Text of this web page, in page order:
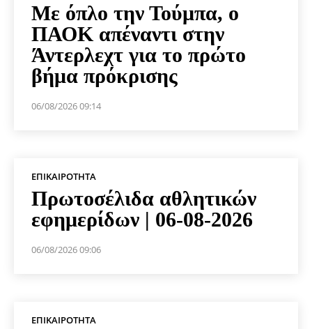
Με όπλο την Τούμπα, ο
ΠΑΟΚ απέναντι στην
Άντερλεχτ για το πρώτο
βήμα πρόκρισης
06/08/2026 09:14
ΕΠΙΚΑΙΡΌΤΗΤΑ
Πρωτοσέλιδα αθλητικών
εφημερίδων | 06-08-2026
06/08/2026 09:06
ΕΠΙΚΑΙΡΌΤΗΤΑ